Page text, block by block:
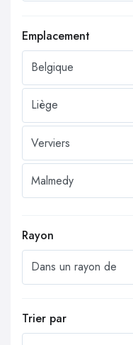
Emplacement
Rayon
Trier par